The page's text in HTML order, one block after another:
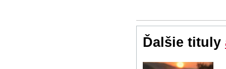
Ďalšie tituly